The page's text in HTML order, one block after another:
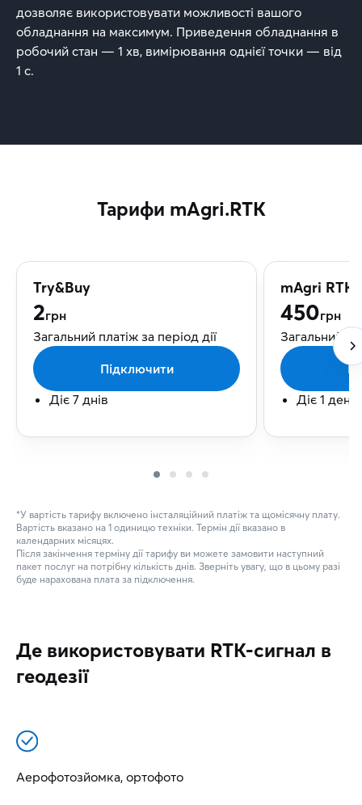
дозволяє використовувати можливості вашого
обладнання на максимум. Приведення обладнання в
робочий стан — 1 хв, вимірювання однієї точки — від
1 с.
Тарифи mAgri.RTK
Try&Buy
2грн
Загальний платіж за період дії
Підключити
Діє 7 днів
mAgri RTK
450грн
Загальний
Діє 1 день
*У вартість тарифу включено інсталяційний платіж та щомісячну плату.
Вартість вказано на 1 одиницю техніки. Термін дії вказано в
календарних місяцях.
Після закінчення терміну дії тарифу ви можете замовити наступний
пакет послуг на потрібну кількість днів. Зверніть увагу, що в цьому разі
буде нарахована плата за підключення.
Де використовувати RTK-сигнал в
геодезії
Аерофотозйомка, ортофото